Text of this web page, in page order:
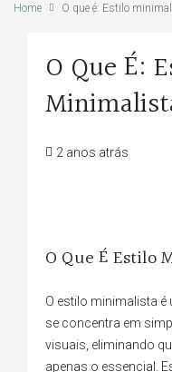
Home O que é: Estilo
O Que É:
2 anos atrás
O Que É Estilo
O estilo minimalista é
se concentra em
visuais, eliminando
apenas o essencial.